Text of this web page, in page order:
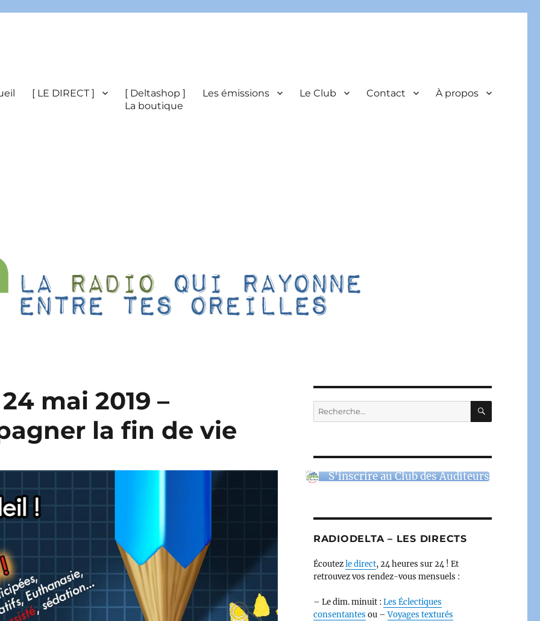
[ LE DIRECT ]
[ Deltashop ]
La boutique
Les émissions Le Club Contact À propos
mai 2019 –
la fin de vie
Recherche
pour :
S'inscrire au Club des Auditeurs
RADIODELTA – LES DIRECTS
Écoutezle direct, 24 heures sur 24 ! Et
retrouvez vos rendez-vous mensuels :
– Le dim. minuit : Les Éclectiques
consentantes ou –Voyages texturés